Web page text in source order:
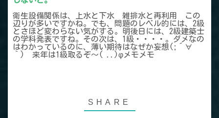
衛生設備関係は、上水と下水 雑排水と再利用 この
辺りが多いですかね。でも、問題のレベル的には、2級
とさほど変わらない気がする。明後日には、2級建築士
の学科発表ですね。その次は、1級・・・・。ダメなの
はわかっているのに、薄い期待はなぜか妄想(;´∀
｀) 来年は1級取るぞ～( ..)φメモメモ